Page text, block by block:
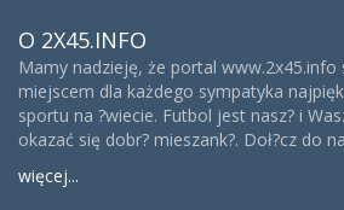
O 2X45.INFO
Mamy nadzieję, że portal www.2x45.info
miejscem dla każdego sympatyka
sportu na ?wiecie. Futbol jest nasz? i
okazać się dobr? mieszank?. Doł?cz do
więcej...